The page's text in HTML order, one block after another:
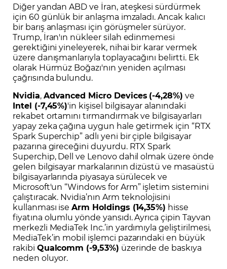
Diğer yandan ABD ve İran, ateşkesi sürdürmek
için 60 günlük bir anlaşma imzaladı. Ancak kalıcı
bir barış anlaşması için görüşmeler sürüyor.
Trump, İran'ın nükleer silah edinmemesi
gerektiğini yineleyerek, nihai bir karar vermek
üzere danışmanlarıyla toplayacağını belirtti. Ek
olarak Hürmüz Boğazı'nın yeniden açılması
çağrısında bulundu.
Nvidia,Advanced Micro Devices (-4,28%) ve
Intel (-7,45%)'in kişisel bilgisayar alanındaki
rekabet ortamını tırmandırmak ve bilgisayarları
yapay zeka çağına uygun hale getirmek için “RTX
Spark Superchip” adlı yeni bir çiple bilgisayar
pazarına gireceğini duyurdu. RTX Spark
Superchip, Dell ve Lenovo dahil olmak üzere önde
gelen bilgisayar markalarının dizüstü ve masaüstü
bilgisayarlarında piyasaya sürülecek ve
Microsoft'un “Windows for Arm” işletim sistemini
çalıştıracak. Nvidia’nın Arm teknolojisini
kullanması iseArm Holdings (14,35%) hisse
fiyatına olumlu yönde yansıdı. Ayrıca çipin Tayvan
merkezli MediaTek Inc.’in yardımıyla geliştirilmesi,
MediaTek’in mobil işlemci pazarındaki en büyük
rakibi Qualcomm (-9,53%) üzerinde de baskıya
neden oluyor.